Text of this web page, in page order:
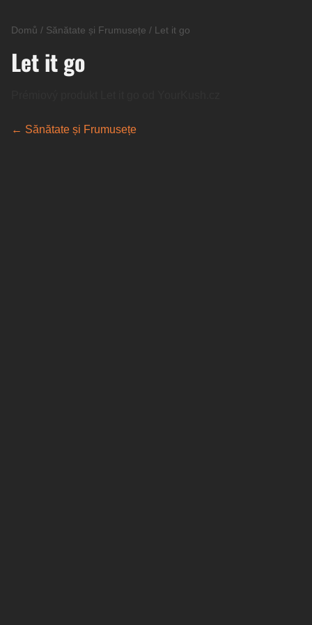
Domů / Sănătate și Frumusețe / Let it go
Let it go
← Sănătate și Frumusețe